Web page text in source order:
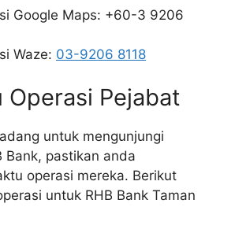
Google Maps: +60-3 9206
Waze: 03-9206 8118
Operasi Pejabat
untuk mengunjungi
Bank, pastikan anda
operasi mereka. Berikut
untuk RHB Bank Taman